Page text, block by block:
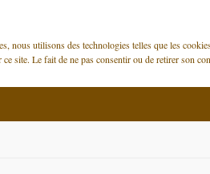
nous utilisons des technologies telles que les
site. Le fait de ne pas consentir ou de retirer son